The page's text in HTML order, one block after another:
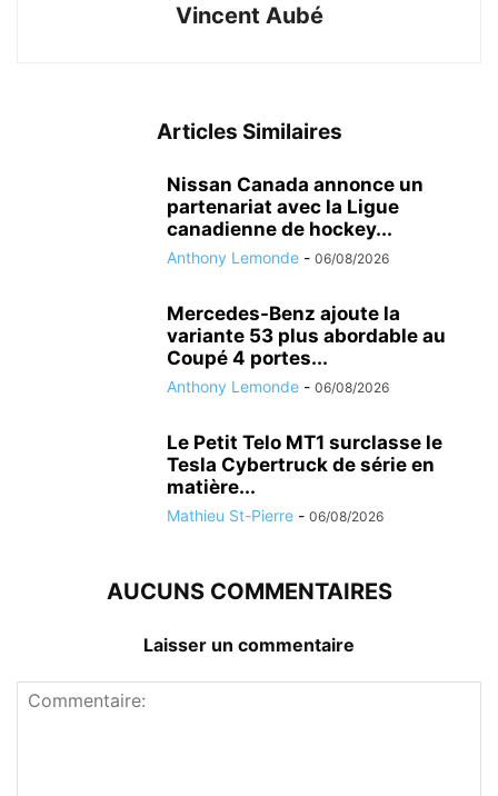
Vincent Aubé
Articles Similaires
Nissan Canada annonce un
partenariat avec la Ligue
canadienne de hockey...
Anthony Lemonde - 06/08/2026
Mercedes-Benz ajoute la
variante 53 plus abordable au
Coupé 4 portes...
Anthony Lemonde - 06/08/2026
Le Petit Telo MT1 surclasse le
Tesla Cybertruck de série en
matière...
Mathieu St-Pierre - 06/08/2026
AUCUNS COMMENTAIRES
Laisser un commentaire